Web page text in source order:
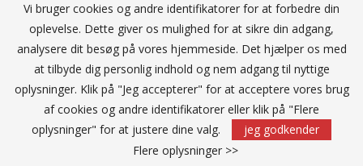
Reklame
Vi bruger cookies og andre identifikatorer for at forbedre din
oplevelse. Dette giver os mulighed for at sikre din adgang,
analysere dit besøg på vores hjemmeside. Det hjælper os med
at tilbyde dig personlig indhold og nem adgang til nyttige
oplysninger. Klik på "Jeg accepterer" for at acceptere vores brug
af cookies og andre identifikatorer eller klik på "Flere
oplysninger" for at justere dine valg.
jeg godkender
Flere oplysninger >>